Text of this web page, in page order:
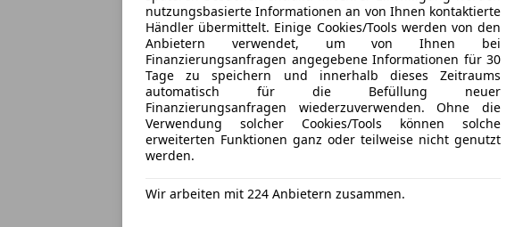
Kopfairbag
LED-
LED-
* Airbags für den Kopfbereich vorne und hinten
* Anschnallhinweis vorne und hinten
* Autonomer Notbremsassistent mit
* Fußgänger- und Radfahrererkennung
* Elektrische Feststellbremse
* ESC Elektron. Stabilitätskontrolle
* E-Call: Automatischer Notruf & SOSTaste (RTR)
* Lichteinschaltsensor
* Parksensoren hinten
nutzungsbasierte Informationen an von Ihnen kontaktierte
Händler übermittelt. Einige Cookies/Tools werden von den
Anbietern verwendet, um von Ihnen bei
Finanzierungsanfragen angegebene Informationen für 30
Tage zu speichern und innerhalb dieses Zeitraums
automatisch für die Befüllung neuer
Finanzierungsanfragen wiederzuverwenden. Ohne die
Verwendung solcher Cookies/Tools können solche
erweiterten Funktionen ganz oder teilweise nicht genutzt
werden.
Wir arbeiten mit 224 Anbietern zusammen.